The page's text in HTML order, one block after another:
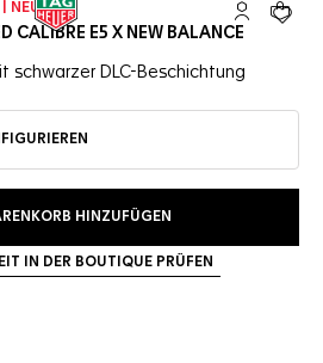
My TAG
Ihr
NEU
CALIBRE E5 X NEW BALANCE
schwarzer DLC-Beschichtung
HINZUFÜGEN
IN DER BOUTIQUE PRÜFEN